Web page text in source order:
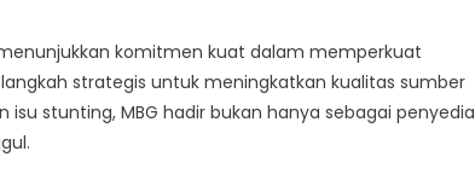
komitmen kuat dalam memperkuat
strategis untuk meningkatkan kualitas sumber
stunting, MBG hadir bukan hanya sebagai penyedia